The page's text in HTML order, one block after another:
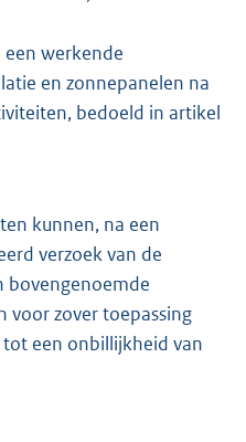
een werkende
en zonnepanelen na
bedoeld in artikel
kunnen, na een
verzoek van de
bovengenoemde
voor zover toepassing
een onbillijkheid van